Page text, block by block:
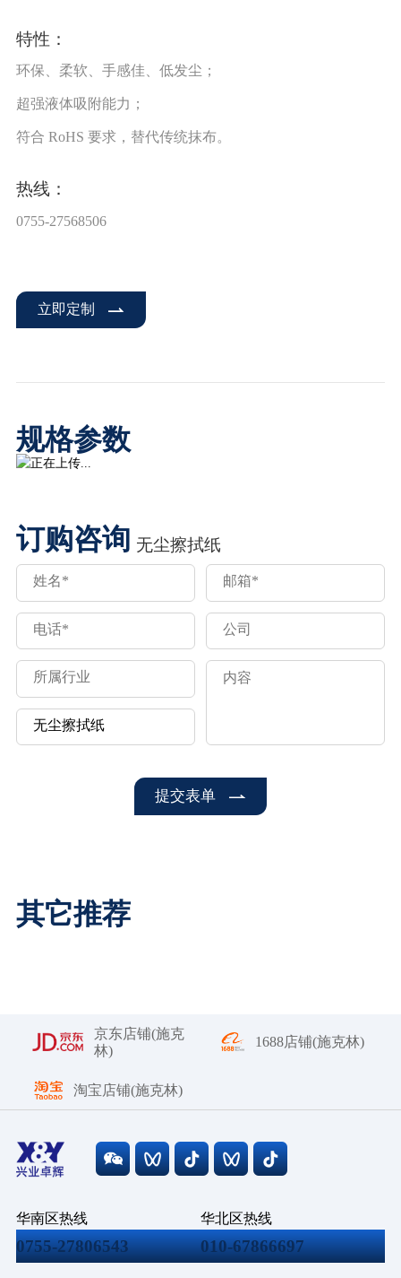
特性：
环保、柔软、手感佳、低发尘；
超强液体吸附能力；
符合 RoHS 要求，替代传统抹布。
热线：
0755-27568506
立即定制
规格参数
订购咨询 无尘擦拭纸
提交表单
其它推荐
京东店铺(施克
林)
1688店铺(施克林)
淘宝店铺(施克林)
华南区热线
0755-27806543
华北区热线
010-67866697